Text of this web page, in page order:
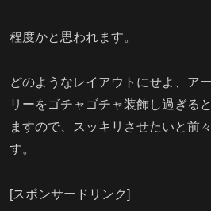
程度かと思われます。
どのようなレイアウトにせよ、ア
リーをゴチャゴチャ装飾し過ぎる
ますので、スッキリさせたいと前
す。
[スポンサードリンク]